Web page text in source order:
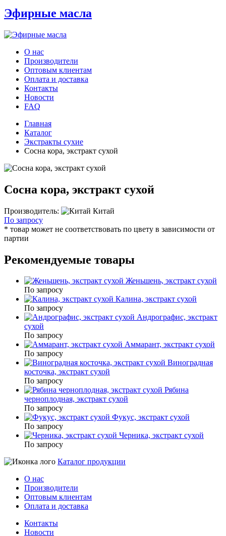
Эфирные масла
О нас
Производители
Оптовым клиентам
Оплата и доставка
Контакты
Новости
FAQ
Главная
Каталог
Экстракты сухие
Сосна кора, экстракт сухой
Сосна кора, экстракт сухой
Производитель:
Китай
По запросу
* товар может не соответствовать по цвету в зависимости от
партии
Рекомендуемые товары
Женьшень, экстракт сухой
По запросу
Калина, экстракт сухой
По запросу
Андрографис, экстракт
сухой
По запросу
Аммарант, экстракт сухой
По запросу
Виноградная
косточка, экстракт сухой
По запросу
Рябина
черноплодная, экстракт сухой
По запросу
Фукус, экстракт сухой
По запросу
Черника, экстракт сухой
По запросу
Каталог продукции
О нас
Производители
Оптовым клиентам
Оплата и доставка
Контакты
Новости